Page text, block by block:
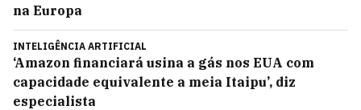
na Europa
INTELIGÊNCIA ARTIFICIAL
‘Amazon financiará usina a gás nos EUA com
capacidade equivalente a meia Itaipu’, diz
especialista